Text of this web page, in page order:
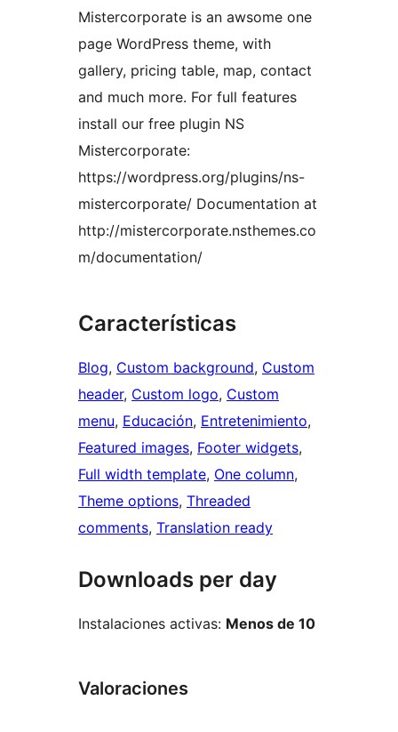
Mistercorporate is an awsome one
page WordPress theme, with
gallery, pricing table, map, contact
and much more. For full features
install our free plugin NS
Mistercorporate:
https://wordpress.org/plugins/ns-
mistercorporate/ Documentation at
http://mistercorporate.nsthemes.co
m/documentation/
Características
Blog, Custom background, Custom
header, Custom logo, Custom
menu, Educación, Entretenimiento
Featured images, Footer widgets
Full width template, One column
Theme options, Threaded
comments, Translation ready
Downloads per day
Instalaciones activas: Menos de 10
Valoraciones